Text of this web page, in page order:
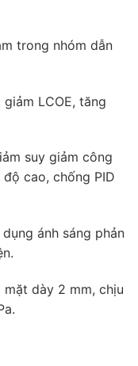
trong nhóm dẫn
giảm LCOE, tăng
suy giảm công
cao, chống PID
dụng ánh sáng phản
dày 2 mm, chịu